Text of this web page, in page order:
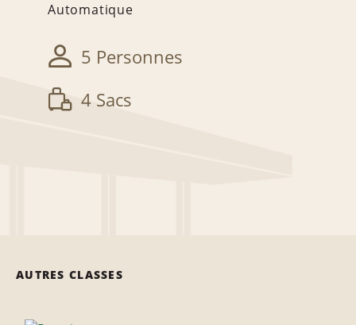
Automatique
5 Personnes
4 Sacs
AUTRES CLASSES